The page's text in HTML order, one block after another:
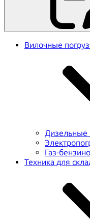
Вилочные
Дизельные
Газ-
Техника для